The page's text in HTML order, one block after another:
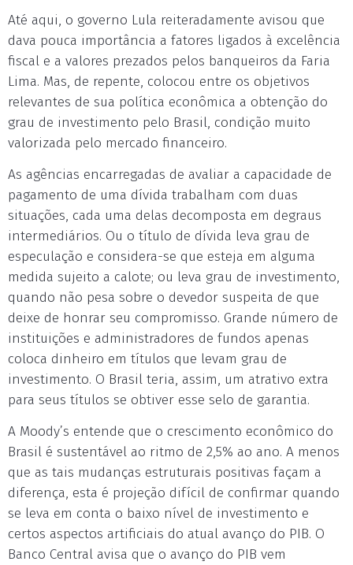
Até aqui, o governo Lula reiteradamente avisou que
dava pouca importância a fatores ligados à excelência
fiscal e a valores prezados pelos banqueiros da Faria
Lima. Mas, de repente, colocou entre os objetivos
relevantes de sua política econômica a obtenção do
grau de investimento pelo Brasil, condição muito
valorizada pelo mercado financeiro.
As agências encarregadas de avaliar a capacidade de
pagamento de uma dívida trabalham com duas
situações, cada uma delas decomposta em degraus
intermediários. Ou o título de dívida leva grau de
especulação e considera-se que esteja em alguma
medida sujeito a calote; ou leva grau de investimento,
quando não pesa sobre o devedor suspeita de que
deixe de honrar seu compromisso. Grande número de
instituições e administradores de fundos apenas
coloca dinheiro em títulos que levam grau de
investimento. O Brasil teria, assim, um atrativo extra
para seus títulos se obtiver esse selo de garantia.
A Moody’s entende que o crescimento econômico do
Brasil é sustentável ao ritmo de 2,5% ao ano. A menos
que as tais mudanças estruturais positivas façam a
diferença, esta é projeção difícil de confirmar quando
se leva em conta o baixo nível de investimento e
certos aspectos artificiais do atual avanço do PIB. O
Banco Central avisa que o avanço do PIB vem